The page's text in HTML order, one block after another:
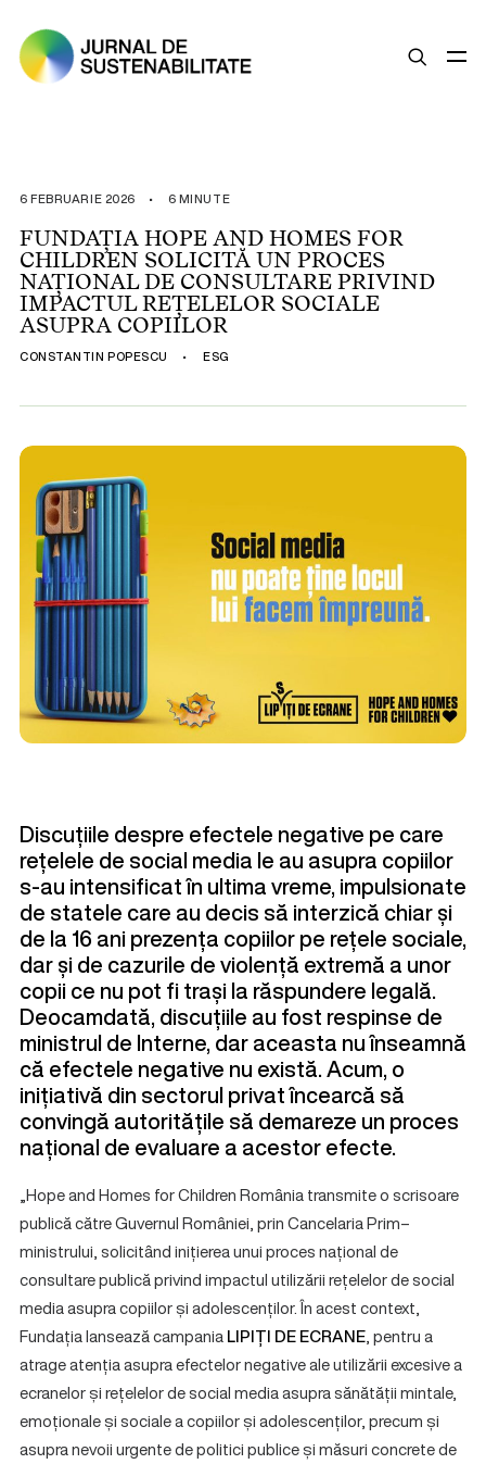
ȘTIRI
OPINII
ESG
LEGISLAȚIE
BUNE PRACTICI
COMPANII SUSTENABILE
6 FEBRUARIE 2026 • 6 MINUTE
FUNDAȚIA HOPE AND HOMES FOR
CHILDREN SOLICITĂ UN PROCES
NAȚIONAL DE CONSULTARE PRIVIND
IMPACTUL REȚELELOR SOCIALE
ASUPRA COPIILOR
CONSTANTIN POPESCU • ESG
Discuțiile despre efectele negative pe care
rețelele de social media le au asupra copiilor
s-au intensificat în ultima vreme, impulsionate
de statele care au decis să interzică chiar și
de la 16 ani prezența copiilor pe rețele sociale,
dar și de cazurile de violență extremă a unor
copii ce nu pot fi trași la răspundere legală.
Deocamdată, discuțiile au fost respinse de
ministrul de Interne, dar aceasta nu înseamnă
că efectele negative nu există. Acum, o
inițiativă din sectorul privat încearcă să
convingă autoritățile să demareze un proces
național de evaluare a acestor efecte.
„Hope and Homes for Children România transmite o scrisoare
publică către Guvernul României, prin Cancelaria Prim–
ministrului, solicitând inițierea unui proces național de
consultare publică privind impactul utilizării rețelelor de social
media asupra copiilor și adolescenților. În acest context,
Fundația lansează campaniaLIPIȚI DE ECRANE, pentru a
atrage atenția asupra efectelor negative ale utilizării excesive a
ecranelor și rețelelor de social media asupra sănătății mintale,
emoționale și sociale a copiilor și adolescenților, precum și
asupra nevoii urgente de politici publice și măsuri concrete de